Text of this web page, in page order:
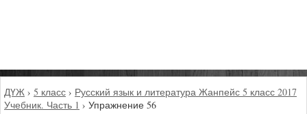
ДҮЖ › 5 класс › Русский язык и литература Жанпейс 5 класс 2017
Учебник. Часть 1 › Упражнение 56